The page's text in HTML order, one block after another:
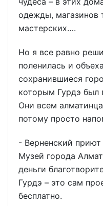
одежды, магазинов
мастерских….
Но я все равно
поленилась и
сохранившиеся
которым Гурдэ был
Они всем
потому просто
- Верненский приют
Музей города
деньги
Гурдэ – это сам
бесплатно.